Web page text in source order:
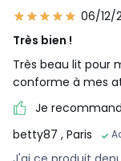
06/12/
Très bien !
Très beau lit pour
conforme à mes
Je
betty87 , Paris